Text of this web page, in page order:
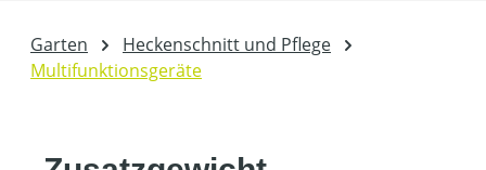
Garten
Heckenschnitt und Pflege
Multifunktionsgeräte